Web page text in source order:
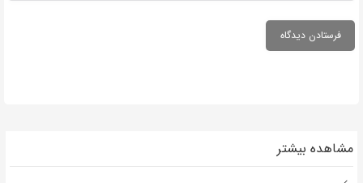
مشاهده بیشتر